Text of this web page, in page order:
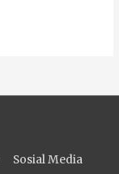
Sosial Media